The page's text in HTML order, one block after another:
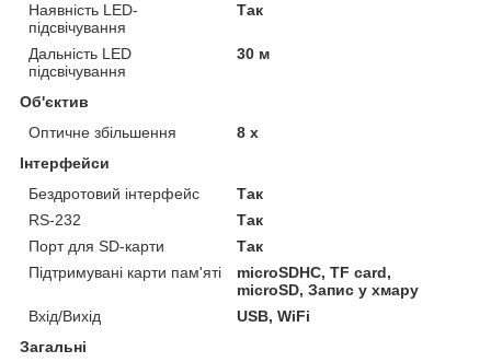
Наявність LED-
підсвічування
Так
Дальність LED
підсвічування
30 м
Об'єктив
Оптичне збільшення
8 х
Інтерфейси
Бездротовий інтерфейс
Так
RS-232
Так
Порт для SD-карти
Так
Підтримувані карти пам'яті
microSDHC, TF card,
microSD, Запис у хмару
Вхід/Вихід
USB, WiFi
Загальні